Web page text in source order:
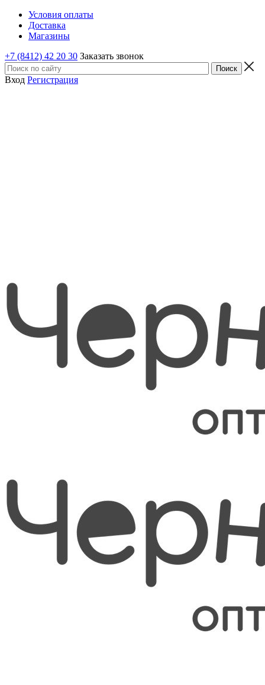
Условия оплаты
Доставка
Магазины
+7 (8412) 42 20 30 Заказать звонок
Вход Регистрация